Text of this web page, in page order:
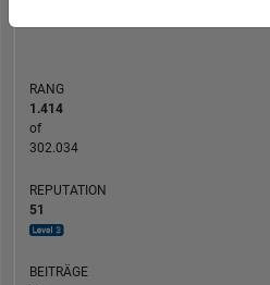
RANG
1.414
of
302.034
REPUTATION
51
BEITRÄGE